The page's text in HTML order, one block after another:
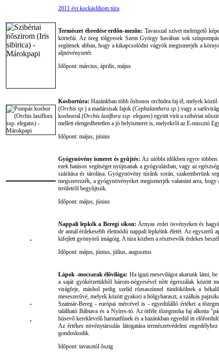
2011 évi kockásliliom túra
Természet ébredése erdõn-mezõn: Tavasszal szívet melengetõ
körtefái. Az öreg tölgyesek Szent György havában sok
segítenek abban, hogy a kikapcsolódni vágyók megismerjék a
aljnövényzetét.
Idõpont: március, április, május
Kosbortúra: Hazánkban több õshonos orchidea faj él, melyek
(Orchis sp.) a madársisak fajok (Cephalanthera sp.) vagy a
kosborral (Orchis laxiflora ssp. elegans) együtt virít a szibériai
mellett elengedhetetlen a jó helyismeret is, melyekrõl az E-misszió
Idõpont: május, június
Gyógynövény ismeret és gyûjtés:Az utóbbi idõkben egyre
ezek hatásos segítséget nyújtsanak a gyógyulásban, vagy az
szárítása és tárolása. Gyógynövény túránk során, szakemberünk
megszerezzék, a gyógynövényeket megismerjék valamint arra,
területrõl begyûjtsük.
Idõpont: május, június
Nappali lepkéka Beregi síkon: Árnyas erdei ösvényeken és
de annál érdekesebb életmódú nappali lepkéink életét. Az
kifejlett gyönyörû imágóig. A túra közben a résztvevõk érdekes
Idõpont: május, június, július, augusztus
Lápok -mocsarak élõvilága: Ha igazi mesevilágot akarunk látni,
a saját gyökérzetükbõl három-négyesével nõtt égerszálak
virágfeje, máshol pedig szelíd rózsaszínnel tündökölnek a
meseszerûvé, melyek között gyakori a hölgyharaszt, a szálkás
Szatmár-Bereg - euró­pai mércével is - egyedülálló értékei a
található Bábtava és a Nyíres-tó. Az ötféle tõzegmoha faj alkotta
húsevõ kereklevelû harmatfûnek és a hazánkban egyedül itt
Az értékes növénytársulás látogatása természetvédelmi
gondoskodik.
Idõpont: tavasztól õszig